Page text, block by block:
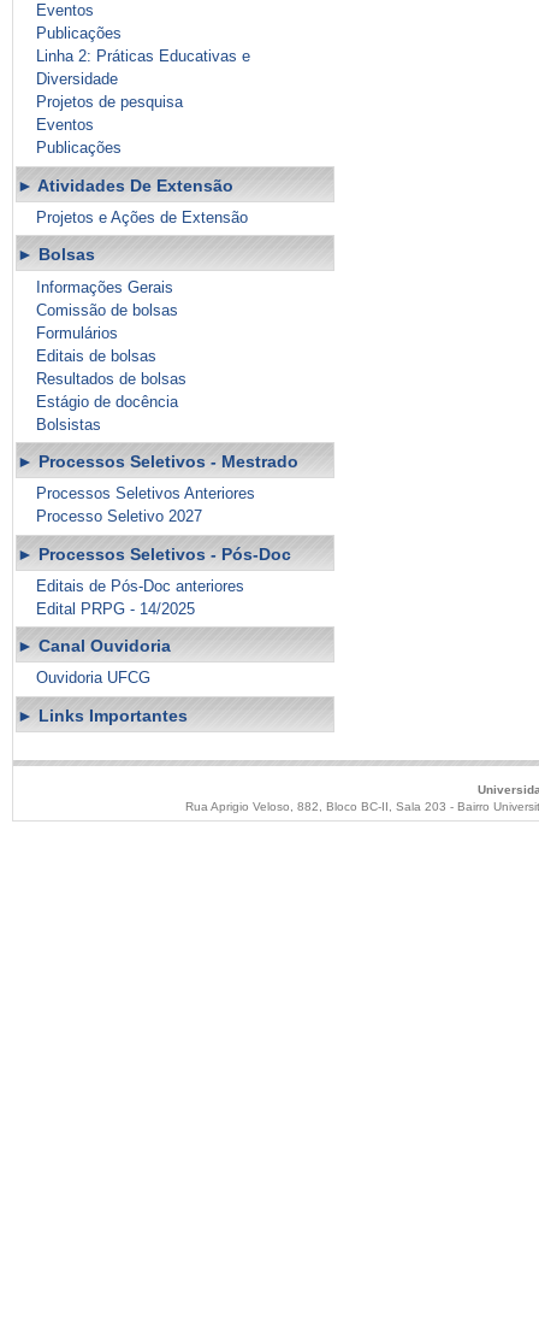
Eventos
Publicações
Linha 2: Práticas Educativas e
Diversidade
Projetos de pesquisa
Eventos
Publicações
Atividades De Extensão
Projetos e Ações de Extensão
Bolsas
Informações Gerais
Comissão de bolsas
Formulários
Editais de bolsas
Resultados de bolsas
Estágio de docência
Bolsistas
Processos Seletivos - Mestrado
Processos Seletivos Anteriores
Processo Seletivo 2027
Processos Seletivos - Pós-Doc
Editais de Pós-Doc anteriores
Edital PRPG - 14/2025
Canal Ouvidoria
Ouvidoria UFCG
Links Importantes
Rua Aprigio Veloso, 882, Bloco BC-II, Sala 203 - Bairro